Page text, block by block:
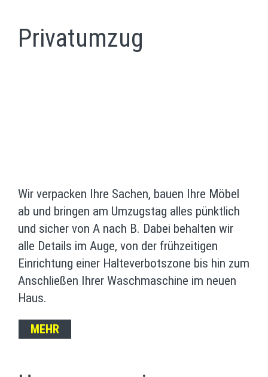
Privatumzug
Wir verpacken Ihre Sachen, bauen Ihre Möbel
ab und bringen am Umzugstag alles pünktlich
und sicher von A nach B. Dabei behalten wir
alle Details im Auge, von der frühzeitigen
Einrichtung einer Halteverbotszone bis hin zum
Anschließen Ihrer Waschmaschine im neuen
Haus.
MEHR